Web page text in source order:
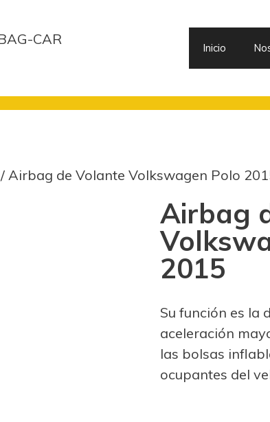
Inicio
/ Airbag de Volante Volkswagen Polo
Airbag
2015
Su función es la
aceleración
las bolsas
ocupantes del